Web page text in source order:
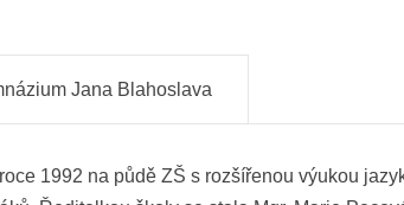
nemůžeme nevzpomenout jména
Jana Blahoslava
1992 na půdě ZŠ s rozšířenou výukou